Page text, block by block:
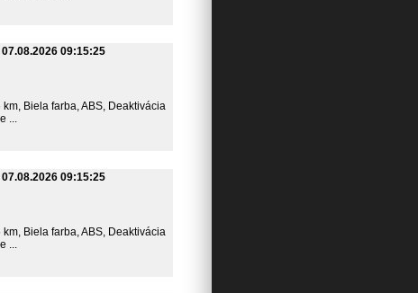
07.08.2026 09:15:25
km, Biela farba, ABS, Deaktivácia
...
07.08.2026 09:15:25
km, Biela farba, ABS, Deaktivácia
...